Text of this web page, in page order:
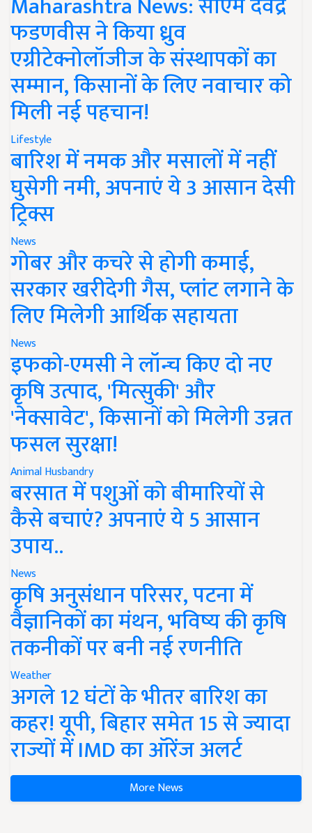
फडणवीस ने किया ध्रुव
एग्रीटेक्नोलॉजीज के संस्थापकों का
सम्मान, किसानों के लिए नवाचार को
मिली नई पहचान!
Lifestyle
बारिश में नमक और मसालों में नहीं
घुसेगी नमी, अपनाएं ये 3 आसान देसी
ट्रिक्स
News
गोबर और कचरे से होगी कमाई,
सरकार खरीदेगी गैस, प्लांट लगाने के
लिए मिलेगी आर्थिक सहायता
News
इफको-एमसी ने लॉन्च किए दो नए
कृषि उत्पाद, 'मित्सुकी' और
'नेक्सावेट', किसानों को मिलेगी उन्नत
फसल सुरक्षा!
Animal Husbandry
बरसात में पशुओं को बीमारियों से
कैसे बचाएं? अपनाएं ये 5 आसान
उपाय..
News
कृषि अनुसंधान परिसर, पटना में
वैज्ञानिकों का मंथन, भविष्य की कृषि
तकनीकों पर बनी नई रणनीति
Weather
अगले 12 घंटों के भीतर बारिश का
कहर! यूपी, बिहार समेत 15 से ज्यादा
राज्यों में IMD का ऑरेंज अलर्ट
More News